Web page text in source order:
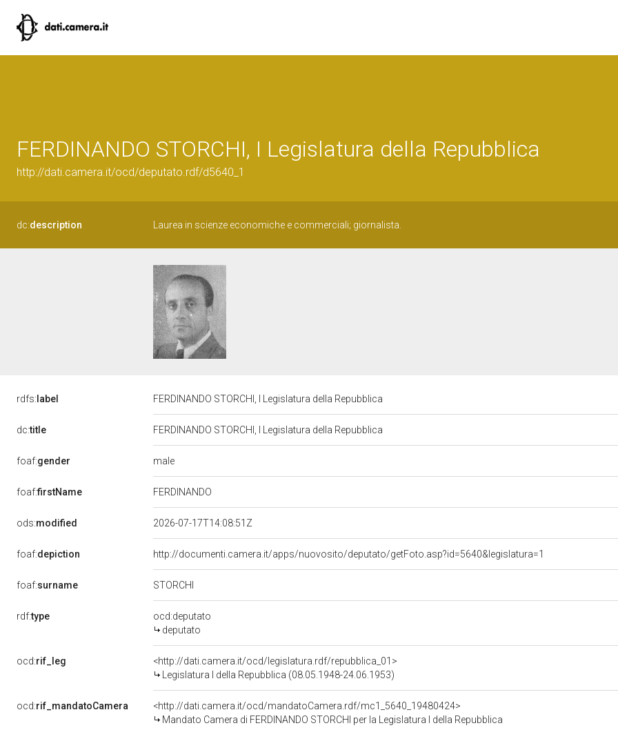
FERDINANDO STORCHI, I Legislatura della Repubblica
http://dati.camera.it/ocd/deputato.rdf/d5640_1
dc:description Laurea in scienze economiche e commerciali; giornalista.
rdfs: label FERDINANDO STORCHI, I Legislatura della Repubblica
dc:title FERDINANDO STORCHI, I Legislatura della Repubblica
foaf:gender male
foaf:firstName FERDINANDO
ods:modified 2026-07-17T14:08:51Z
foaf:depiction http://documenti.camera.it/apps/nuovosito/deputato/getFoto.asp?id=5640&legislatura=1
foaf:surname STORCHI
rdf:type
ocd:deputato
deputato
ocd:rif_leg
<http://dati.camera.it/ocd/legislatura.rdf/repubblica_01>
Legislatura I della Repubblica (08.05.1948-24.06.1953)
ocd:rif_mandatoCamera
<http://dati.camera.it/ocd/mandatoCamera.rdf/mc1_5640_19480424>
Mandato Camera di FERDINANDO STORCHI per la Legislatura I della Repubblica